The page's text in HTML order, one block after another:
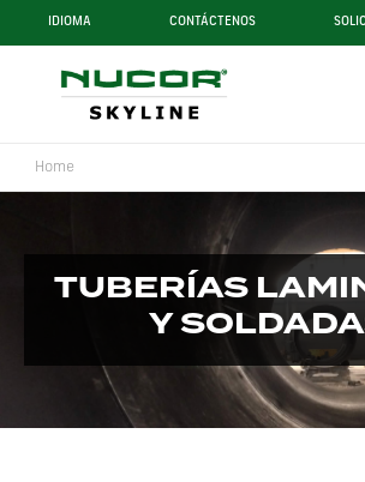
IDIOMA CONTÁCTENOS
Home
TUBERÍAS
Y